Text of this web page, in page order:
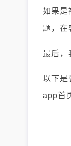
如果是
题，在
最后，
以下是
app首